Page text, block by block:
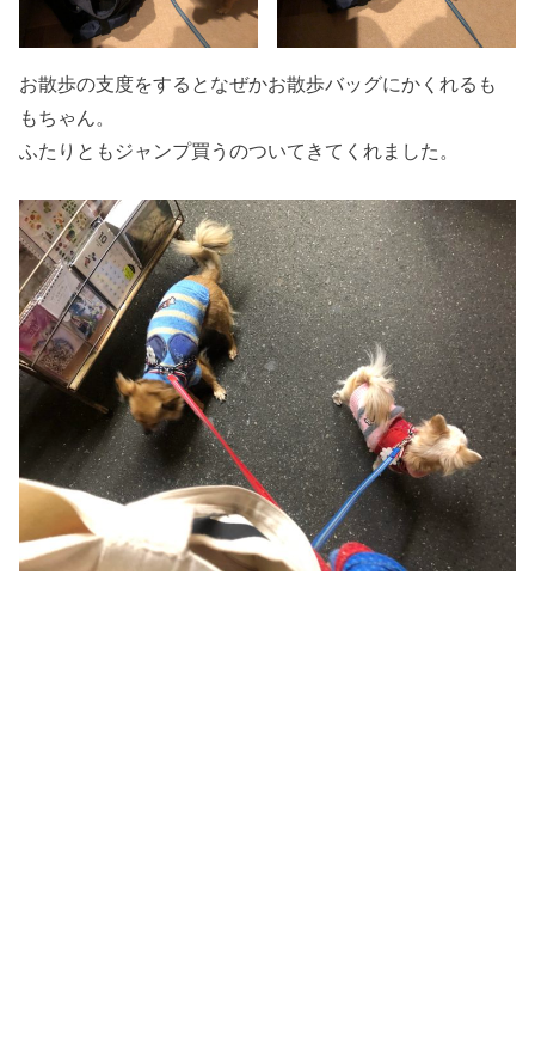
お散歩の支度をするとなぜかお散歩バッグにかくれるも
もちゃん。
ふたりともジャンプ買うのついてきてくれました。